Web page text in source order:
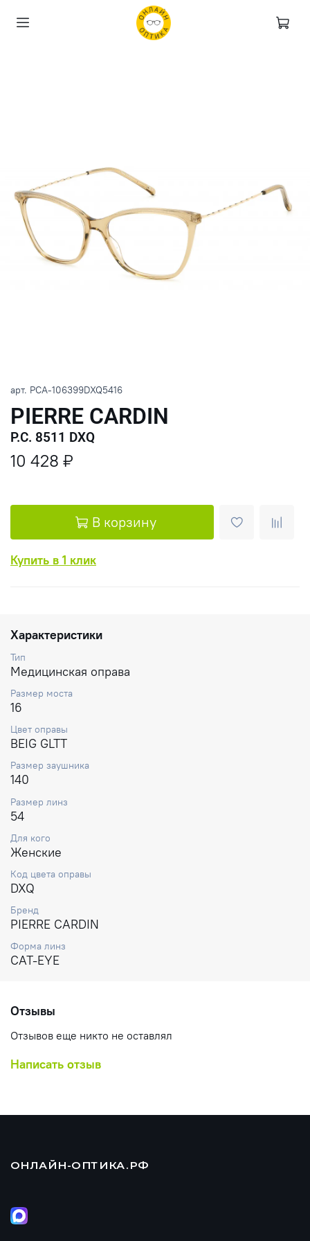
арт. PCA-106399DXQ5416
PIERRE CARDIN
P.C. 8511 DXQ
10 428 ₽
В корзину
Купить в 1 клик
Характеристики
Тип
Медицинская оправа
Размер моста
16
Цвет оправы
BEIG GLTT
Размер заушника
140
Размер линз
54
Для кого
Женские
Код цвета оправы
DXQ
Бренд
PIERRE CARDIN
Форма линз
CAT-EYE
Отзывы
Отзывов еще никто не оставлял
Написать отзыв
ОНЛАЙН-ОПТИКА.РФ